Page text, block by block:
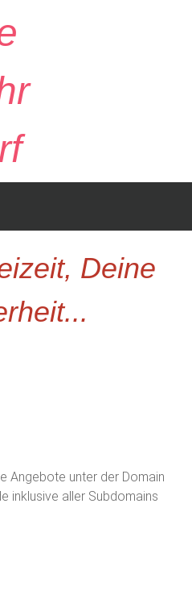
Deine
Angebote unter der Domain
inklusive aller Subdomains